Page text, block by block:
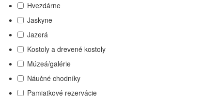
Hvezdárne
Jaskyne
Jazerá
Kostoly a drevené kostoly
Múzeá/galérie
Náučné chodníky
Pamiatkové rezervácie